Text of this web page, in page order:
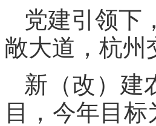
党建引领下
敞大道，杭州
新（改）建
目，今年目